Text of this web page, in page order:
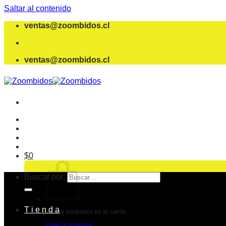
Saltar al contenido
ventas@zoombidos.cl
ventas@zoombidos.cl
$0
No hay productos en el carrito.
Buscar por:
T i e n d a